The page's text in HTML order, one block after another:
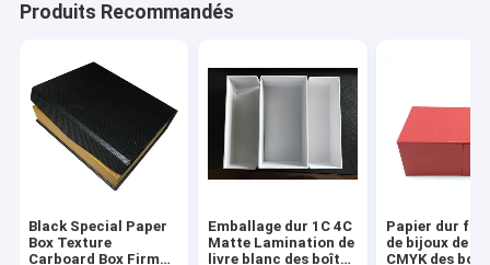
Produits Recommandés
Black Special Paper
Box Texture
Carboard Box Firm
Emballage dur 1C 4C
Matte Lamination de
livre blanc des boîte-
Papier dur
de bijoux de
CMYK des